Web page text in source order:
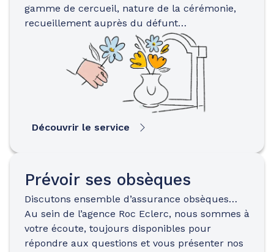
gamme de cercueil, nature de la cérémonie,
recueillement auprès du défunt…
Découvrir le service
Prévoir ses obsèques
Discutons ensemble d’assurance obsèques…
Au sein de l’agence Roc Eclerc, nous sommes à
votre écoute, toujours disponibles pour
répondre aux questions et vous présenter nos